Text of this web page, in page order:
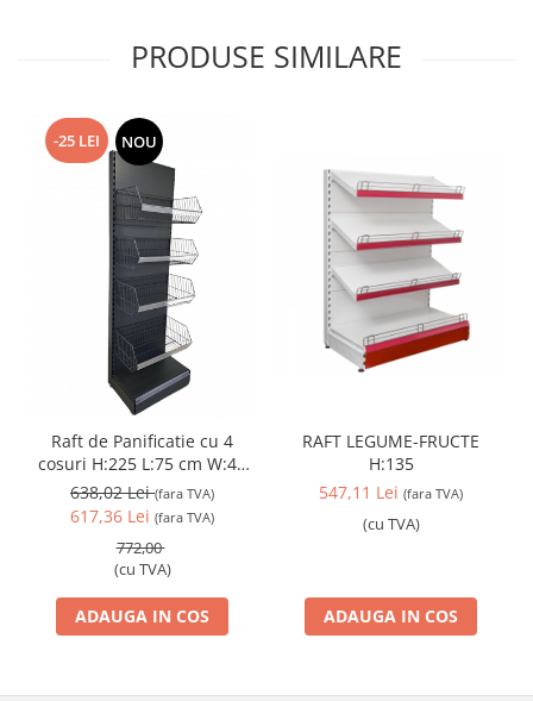
PRODUSE SIMILARE
-25 LEI NOU
Raft de Panificatie cu 4
cosuri H:225 L:75 cm W:40
cm
638,02 Lei(fara TVA)
617,36 Lei (fara TVA)
772,00
(cu TVA)
ADAUGA IN COS
RAFT LEGUME-FRUCTE
H:135
547,11 Lei (fara TVA)
(cu TVA)
ADAUGA IN COS